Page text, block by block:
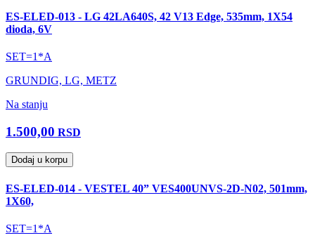
ES-ELED-013 - LG 42LA640S, 42 V13 Edge, 535mm, 1X54
dioda, 6V
SET=1*A
GRUNDIG, LG, METZ
Na stanju
1.500,00 RSD
Dodaj u korpu
ES-ELED-014 - VESTEL 40” VES400UNVS-2D-N02, 501mm,
1X60,
SET=1*A